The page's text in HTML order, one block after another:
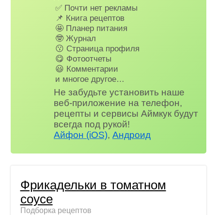
✅ Почти нет рекламы
📌 Книга рецептов
🤩 Планер питания
🤓 Журнал
😗 Страница профиля
😋 Фотоотчеты
😃 Комментарии
и многое другое…
Не забудьте установить наше
веб-приложение на телефон,
рецепты и сервисы Аймкук будут
всегда под рукой!
Айфон (iOS),Андроид
Фрикадельки в томатном
соусе
Подборка рецептов